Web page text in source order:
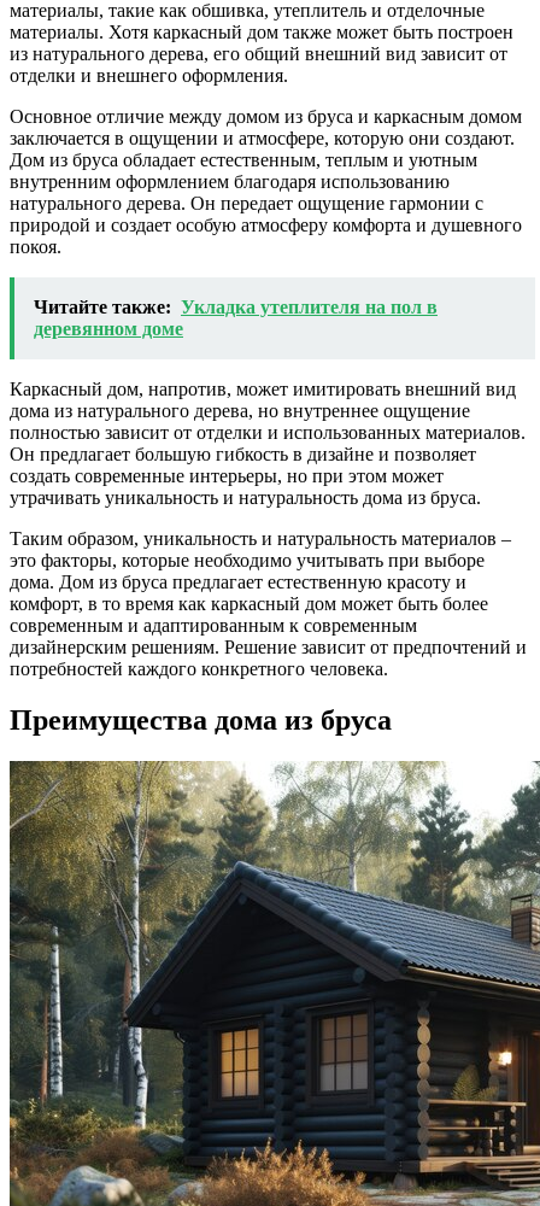
материалы, такие как обшивка, утеплитель и отделочные
материалы. Хотя каркасный дом также может быть построен
из натурального дерева, его общий внешний вид зависит от
отделки и внешнего оформления.
Основное отличие между домом из бруса и каркасным домом
заключается в ощущении и атмосфере, которую они создают.
Дом из бруса обладает естественным, теплым и уютным
внутренним оформлением благодаря использованию
натурального дерева. Он передает ощущение гармонии с
природой и создает особую атмосферу комфорта и душевного
покоя.
Читайте также: Укладка утеплителя на пол в
деревянном доме
Каркасный дом, напротив, может имитировать внешний вид
дома из натурального дерева, но внутреннее ощущение
полностью зависит от отделки и использованных материалов.
Он предлагает большую гибкость в дизайне и позволяет
создать современные интерьеры, но при этом может
утрачивать уникальность и натуральность дома из бруса.
Таким образом, уникальность и натуральность материалов –
это факторы, которые необходимо учитывать при выборе
дома. Дом из бруса предлагает естественную красоту и
комфорт, в то время как каркасный дом может быть более
современным и адаптированным к современным
дизайнерским решениям. Решение зависит от предпочтений и
потребностей каждого конкретного человека.
Преимущества дома из бруса